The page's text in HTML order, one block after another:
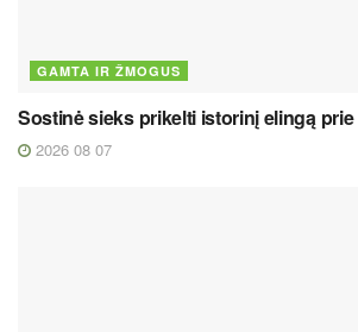
GAMTA IR ŽMOGUS
Sostinė sieks prikelti istorinį elingą prie
2026 08 07